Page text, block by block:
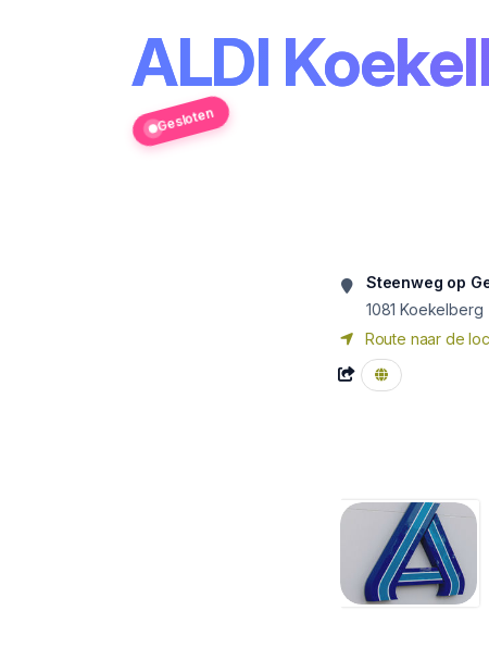
ALDI
Gesloten
Steenweg op
1081 Koekelberg
Route naar de